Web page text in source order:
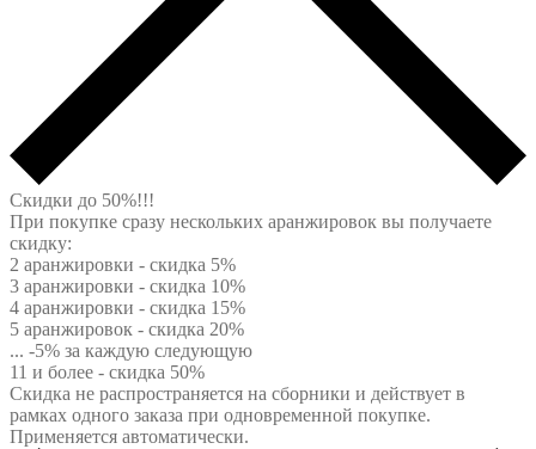
Скидки до 50%!!!
При покупке сразу нескольких аранжировок вы получаете
скидку:
2 аранжировки - скидка 5%
3 аранжировки - скидка 10%
4 аранжировки - скидка 15%
5 аранжировок - скидка 20%
... -5% за каждую следующую
11 и более - скидка 50%
Скидка не распространяется на сборники и действует в
рамках одного заказа при одновременной покупке.
Применяется автоматически.